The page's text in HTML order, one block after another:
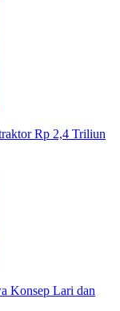
Rp 2,4 Triliun
Konsep Lari dan